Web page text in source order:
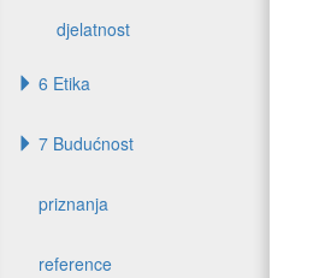
djelatnost
6 Etika
7 Budućnost
priznanja
reference